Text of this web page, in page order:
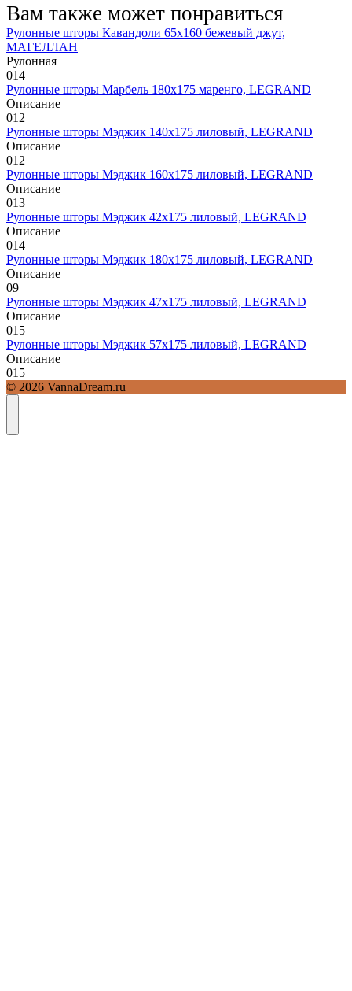
Вам также может понравиться
Рулонные шторы Кавандоли 65х160 бежевый джут,
МАГЕЛЛАН
Рулонная
014
Рулонные шторы Марбель 180х175 маренго, LEGRAND
Описание
012
Рулонные шторы Мэджик 140х175 лиловый, LEGRAND
Описание
012
Рулонные шторы Мэджик 160х175 лиловый, LEGRAND
Описание
013
Рулонные шторы Мэджик 42х175 лиловый, LEGRAND
Описание
014
Рулонные шторы Мэджик 180х175 лиловый, LEGRAND
Описание
09
Рулонные шторы Мэджик 47х175 лиловый, LEGRAND
Описание
015
Рулонные шторы Мэджик 57х175 лиловый, LEGRAND
Описание
015
© 2026 VannaDream.ru